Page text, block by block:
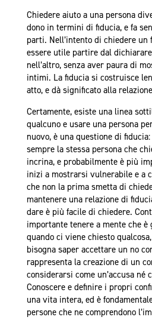
Chiedere aiuto a una persona
dono in termini di fiducia, e fa
parti. Nell’intento di chiedere un
essere utile partire dal
nell’altro, senza aver paura di
intimi. La fiducia si costruisce
atto, e dà significato alla
Certamente, esiste una linea
qualcuno e usare una persona
nuovo, è una questione di
sempre la stessa persona che
incrina, e probabilmente è più
inizi a mostrarsi vulnerabile e a
che non la prima smetta di
mantenere una relazione di
dare è più facile di chiedere.
importante tenere a mente che
quando ci viene chiesto
bisogna saper accettare un no
rappresenta la creazione di un
considerarsi come un’accusa né
Conoscere e definire i propri
una vita intera, ed è
persone che ne comprendono